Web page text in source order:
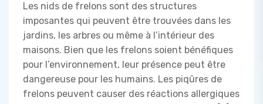
Les nids de frelons sont des structures
imposantes qui peuvent être trouvées dans les
jardins, les arbres ou même à l’intérieur des
maisons. Bien que les frelons soient bénéfiques
pour l’environnement, leur présence peut être
dangereuse pour les humains. Les piqûres de
frelons peuvent causer des réactions allergiques